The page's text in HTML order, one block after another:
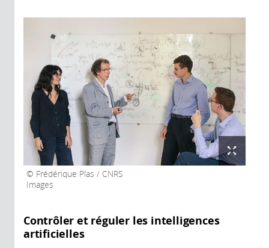
Frédérique Plas / CNRS
Images
Contrôler et réguler les intelligences
artificielles